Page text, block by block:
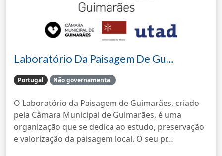
Laboratório Da Paisagem De Gu…
Portugal Não governamental
O Laboratório da Paisagem de Guimarães, criado
pela Câmara Municipal de Guimarães, é uma
organização que se dedica ao estudo, preservação
e valorização da paisagem local. O seu pr…